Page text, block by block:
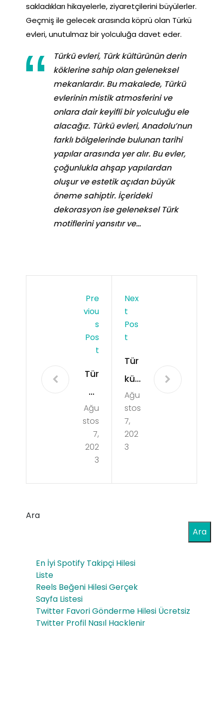
sakladıkları hikayelerle, ziyaretçilerini büyülerler.
Geçmiş ile gelecek arasında köprü olan Türkü
evleri, unutulmaz bir yolculuğa davet eder.
Türkü evleri, Türk kültürünün derin
köklerine sahip olan geleneksel
mekanlardır. Bu makalede, Türkü
evlerinin mistik atmosferini ve
onlara dair keyifli bir yolculuğu ele
alacağız. Türkü evleri, Anadolu’nun
farklı bölgelerinde bulunan tarihi
yapılar arasında yer alır. Bu evler,
çoğunlukla ahşap yapılardan
oluşur ve estetik açıdan büyük
öneme sahiptir. İçerideki
dekorasyon ise geleneksel Türk
motiflerini yansıtır ve…
Pre
Viou
S
Pos
T
Tür
kü
Evle
rind
e
en
çok
han
gile
ri?
Ağu
stos
7,
202
3
Nex
T
Pos
T
Tür
kü
Evle
rind
e
geç
ten
mü
yol
cul
uğu
Ağu
stos
7,
202
3
Ara
Ara
En İyi Spotify Takipçi Hilesi
Liste
Reels Beğeni Hilesi Gerçek
Sayfa Listesi
Twitter Favori Gönderme Hilesi Ücretsiz
Twitter Profil Nasıl Hacklenir